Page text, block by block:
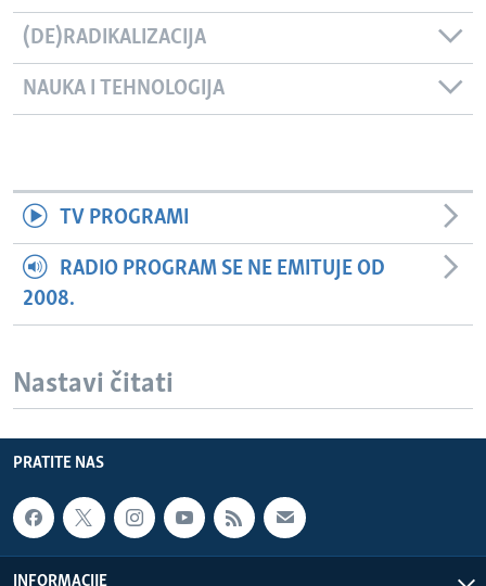
(DE)RADIKALIZACIJA
NAUKA I TEHNOLOGIJA
TV PROGRAMI
RADIO PROGRAM SE NE EMITUJE OD
2008.
Nastavi čitati
PRATITE NAS
INFORMACIJE